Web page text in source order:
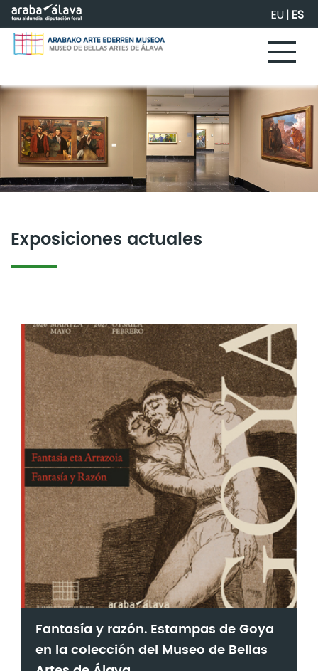
Saltar al contenido principal EU|ES
Exposiciones actuales
Fantasía y razón. Estampas de Goya
en la colección del Museo de Bellas